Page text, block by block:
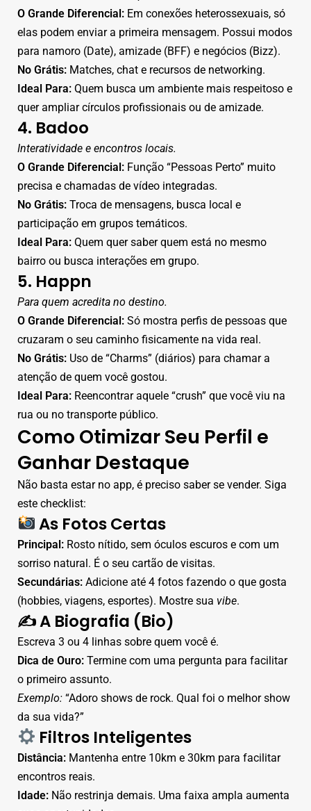
O Grande Diferencial: Em conexões heterossexuais, só
elas podem enviar a primeira mensagem. Possui modos
para namoro (Date), amizade (BFF) e negócios (Bizz).
No Grátis: Matches, chat e recursos de networking.
Ideal Para: Quem busca um ambiente mais respeitoso e
quer ampliar círculos profissionais ou de amizade.
4. Badoo
Interatividade e encontros locais.
O Grande Diferencial: Função “Pessoas Perto” muito
precisa e chamadas de vídeo integradas.
No Grátis: Troca de mensagens, busca local e
participação em grupos temáticos.
Ideal Para: Quem quer saber quem está no mesmo
bairro ou busca interações em grupo.
5. Happn
Para quem acredita no destino.
O Grande Diferencial: Só mostra perfis de pessoas que
cruzaram o seu caminho fisicamente na vida real.
No Grátis: Uso de “Charms” (diários) para chamar a
atenção de quem você gostou.
Ideal Para: Reencontrar aquele “crush” que você viu na
rua ou no transporte público.
Como Otimizar Seu Perfil e
Ganhar Destaque
Não basta estar no app, é preciso saber se vender. Siga
este checklist:
As Fotos Certas
Principal: Rosto nítido, sem óculos escuros e com um
sorriso natural. É o seu cartão de visitas.
Secundárias: Adicione até 4 fotos fazendo o que gosta
(hobbies, viagens, esportes). Mostre sua vibe.
✍️ A Biografia (Bio)
Escreva 3 ou 4 linhas sobre quem você é.
Dica de Ouro: Termine com uma pergunta para facilitar
o primeiro assunto.
Exemplo: “Adoro shows de rock. Qual foi o melhor show
da sua vida?”
Filtros Inteligentes
Distância: Mantenha entre 10km e 30km para facilitar
encontros reais.
Idade: Não restrinja demais. Uma faixa ampla aumenta